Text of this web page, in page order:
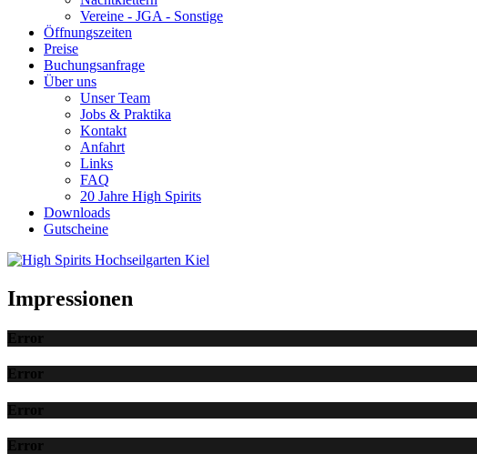
Vereine - JGA - Sonstige
Öffnungszeiten
Preise
Buchungsanfrage
Über uns
Unser Team
Jobs & Praktika
Kontakt
Anfahrt
Links
FAQ
20 Jahre High Spirits
Downloads
Gutscheine
Impressionen
Error
Error
Error
Error